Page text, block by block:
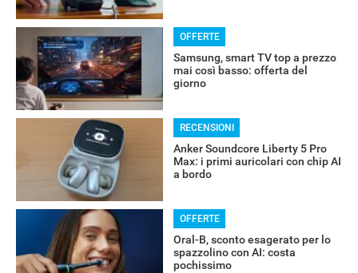
OFFERTE
Samsung, smart TV top a prezzo
mai così basso: offerta del
giorno
RECENSIONI
Anker Soundcore Liberty 5 Pro
Max: i primi auricolari con chip AI
a bordo
OFFERTE
Oral-B, sconto esagerato per lo
spazzolino con AI: costa
pochissimo